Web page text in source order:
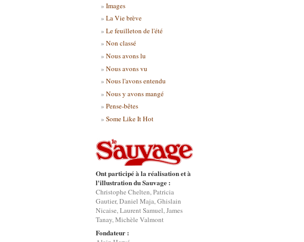
Images
La Vie brève
Le feuilleton de l'été
Non classé
Nous avons lu
Nous avons vu
Nous l'avons entendu
Nous y avons mangé
Pense-bêtes
Some Like It Hot
Ont participé à la réalisation et à
l'illustration du Sauvage :
Christophe Chelten, Patricia
Gautier, Daniel Maja, Ghislain
Nicaise, Laurent Samuel, James
Tanay, Michèle Valmont
Fondateur :